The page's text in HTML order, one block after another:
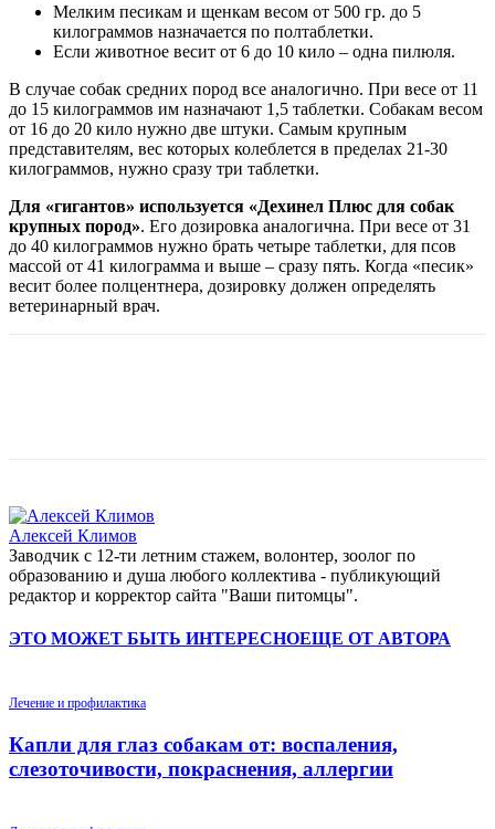
Мелким песикам и щенкам весом от 500 гр. до 5
килограммов назначается по полтаблетки.
Если животное весит от 6 до 10 кило – одна пилюля.
В случае собак средних пород все аналогично. При весе от 11
до 15 килограммов им назначают 1,5 таблетки. Собакам весом
от 16 до 20 кило нужно две штуки. Самым крупным
представителям, вес которых колеблется в пределах 21-30
килограммов, нужно сразу три таблетки.
Для «гигантов» используется «Дехинел Плюс для собак
крупных пород». Его дозировка аналогична. При весе от 31
до 40 килограммов нужно брать четыре таблетки, для псов
массой от 41 килограмма и выше – сразу пять. Когда «песик»
весит более полцентнера, дозировку должен определять
ветеринарный врач.
Алексей Климов
Заводчик c 12-ти летним стажем, волонтер, зоолог по
образованию и душа любого коллектива - публикующий
редактор и корректор сайта "Ваши питомцы".
ЭТО МОЖЕТ БЫТЬ ИНТЕРЕСНОЕЩЕ ОТ АВТОРА
Лечение и профилактика
Капли для глаз собакам от: воспаления,
слезоточивости, покраснения, аллергии